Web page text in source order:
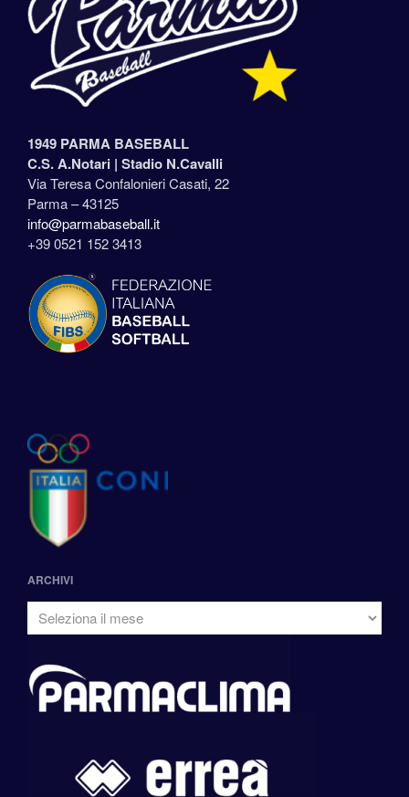
1949 PARMA BASEBALL
C.S. A.Notari | Stadio N.Cavalli
Via Teresa Confalonieri Casati, 22
Parma – 43125
info@parmabaseball.it
+39 0521 152 3413
ARCHIVI